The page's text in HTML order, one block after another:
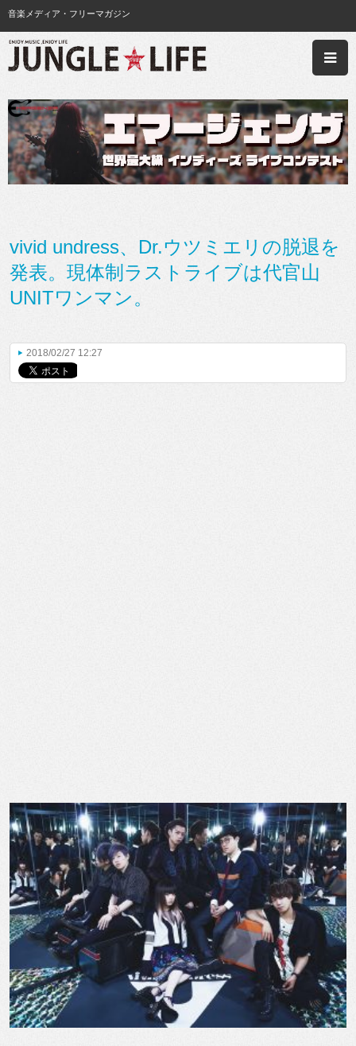
音楽メディア・フリーマガジン
vivid undress、Dr.ウツミエリの脱退を
発表。現体制ラストライブは代官山
UNITワンマン。
2018/02/27 12:27